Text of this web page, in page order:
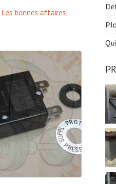
Les bonnes affaires,